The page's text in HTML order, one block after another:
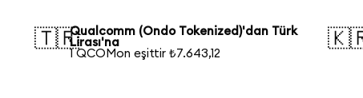
🇹🇷Qualcomm (Ondo Tokenized)'dan Türk
Lirası'na
1 QCOMon eşittir ₺7.643,12